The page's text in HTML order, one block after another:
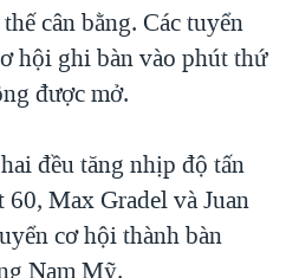
TẠI VIỆT NAM
PHỦ VIỆT NAM
TRỘM HẢI SÂM
cân bằng. Các tuyển
hội ghi bàn vào phút thứ
được mở.
đều tăng nhịp độ tấn
Max Gradel và Juan
cơ hội thành bàn
Nam Mỹ.